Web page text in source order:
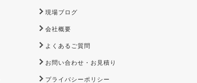
現場ブログ
会社概要
よくあるご質問
お問い合わせ・お見積り
プライバシーポリシー